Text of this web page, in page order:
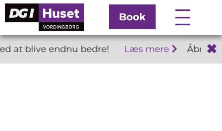
Book
blive endnu bedre! Læs mere ✖